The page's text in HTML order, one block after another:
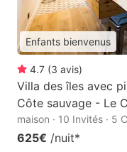
Enfants bienvenus
4.7 (3 avis)
Villa des îles avec
Côte sauvage - Le
maison · 10 Invités · 5
625€ /nuit*